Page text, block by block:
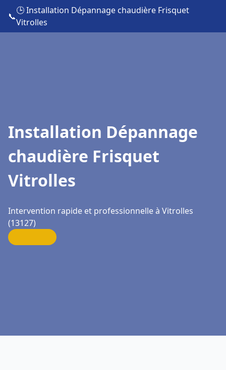
📞
🕒 Installation Dépannage chaudière Frisquet
Vitrolles
Installation Dépannage
chaudière Frisquet
Vitrolles
Intervention rapide et professionnelle à Vitrolles
(13127)